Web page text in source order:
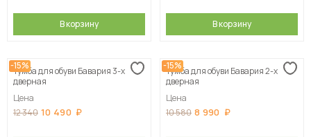
В корзину В корзину
-15%
Тумба для обуви Бавария 3-х
дверная
Цена
12 340 10 490
-15%
Тумба для обуви Бавария 2-х
дверная
Цена
10 580 8 990